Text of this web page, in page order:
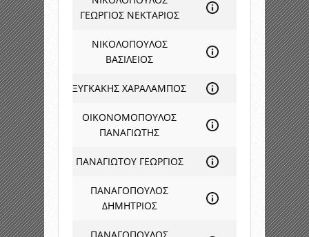
ΓΕΩΡΓΙΟΣ ΝΕΚΤΑΡΙΟΣ
ΝΙΚΟΛΟΠΟΥΛΟΣ
ΒΑΣΙΛΕΙΟΣ
ΞΥΓΚΑΚΗΣ ΧΑΡΑΛΑΜΠΟΣ
ΟΙΚΟΝΟΜΟΠΟΥΛΟΣ
ΠΑΝΑΓΙΩΤΗΣ
ΠΑΝΑΓΙΩΤΟΥ ΓΕΩΡΓΙΟΣ
ΠΑΝΑΓΟΠΟΥΛΟΣ
ΔΗΜΗΤΡΙΟΣ